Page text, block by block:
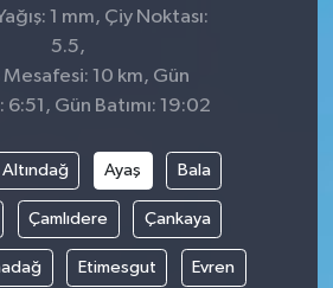
1 mm, Çiy Noktası:
5.5,
Mesafesi: 10 km, Gün
6:51, Gün Batımı: 19:02
Altındağ Ayaş Bala
Çamlıdere Çankaya
Etimesgut Evren